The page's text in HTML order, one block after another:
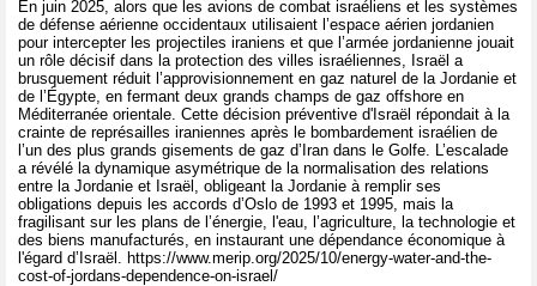
En juin 2025, alors que les avions de combat israéliens et les systèmes
de défense aérienne occidentaux utilisaient l’espace aérien jordanien
pour intercepter les projectiles iraniens et que l’armée jordanienne jouait
un rôle décisif dans la protection des villes israéliennes, Israël a
brusquement réduit l’approvisionnement en gaz naturel de la Jordanie et
de l’Égypte, en fermant deux grands champs de gaz offshore en
Méditerranée orientale. Cette décision préventive d'Israël répondait à la
crainte de représailles iraniennes après le bombardement israélien de
l’un des plus grands gisements de gaz d’Iran dans le Golfe. L’escalade
a révélé la dynamique asymétrique de la normalisation des relations
entre la Jordanie et Israël, obligeant la Jordanie à remplir ses
obligations depuis les accords d’Oslo de 1993 et 1995, mais la
fragilisant sur les plans de l’énergie, l'eau, l’agriculture, la technologie et
des biens manufacturés, en instaurant une dépendance économique à
l'égard d’Israël. https://www.merip.org/2025/10/energy-water-and-the-
cost-of-jordans-dependence-on-israel/